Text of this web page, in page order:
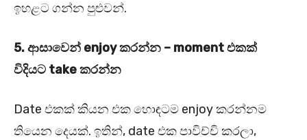
ඉහළට ගන්න පුළුවන්.
5.ආසාවෙන් enjoyකරන්න – momentඑකක්
විදියට takeකරන්න
Date එකක් කියන එක හොඳටම enjoy කරන්නම
තියෙන දෙයක්. ඉතින්, date එක පාවිච්චි කරලා,